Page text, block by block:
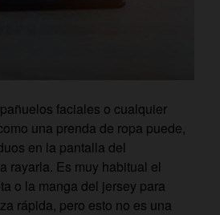
faciales o cualquier
una prenda de ropa puede,
en la pantalla del
rayarla. Es muy habitual el
o la manga del jersey para
rápida, pero esto no es una